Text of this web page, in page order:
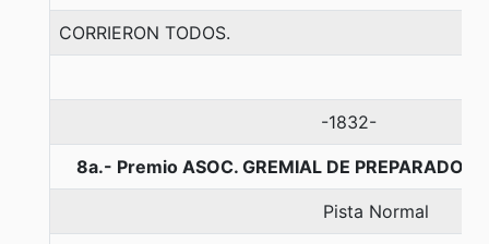
CORRIERON TODOS.
-1832-
8a.- Premio ASOC. GREMIAL DE
Pista Normal